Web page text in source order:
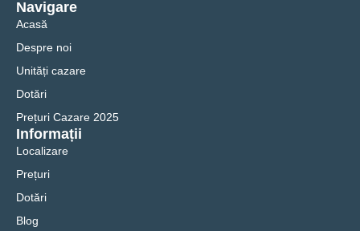
Navigare
Acasă
Despre noi
Unități cazare
Dotări
Prețuri Cazare 2025
Informații
Localizare
Prețuri
Dotări
Blog